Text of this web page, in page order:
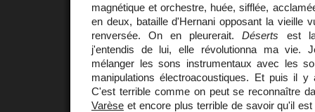
magnétique et orchestre, huée, sifflée,
en deux, bataille d'Hernani opposant la vieille
renversée. On en pleurerait.Déserts est
j'entendis de lui, elle révolutionna ma vie.
mélanger les sons instrumentaux avec les
manipulations électroacoustiques. Et puis il
C'est terrible comme on peut se reconnaître
Varèse et encore plus terrible de savoir qu'il